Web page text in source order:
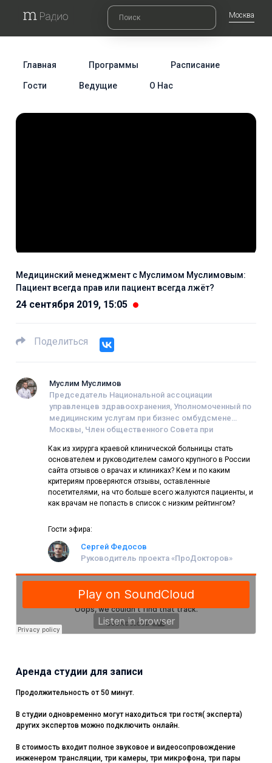
Москва
Главная Программы Расписание
Гости Ведущие О Нас
Медицинский менеджмент с Муслимом Муслимовым:
Пациент всегда прав или пациент всегда лжёт?
24 сентября 2019, 15:05
Поделиться
Муслим Муслимов
Председатель Национальной ассоциации
управленцев здравоохранения, Уполномоченный по
медицинским услугам при бизнес омбудсмене
Москвы, Член общественного Совета при
«Деловой России», Учредитель сети “Клиника №1”
Как из хирурга краевой клинической больницы стать
основателем и руководителем самого крупного в России
сайта отзывов о врачах и клиниках? Кем и по каким
критериям проверяются отзывы, оставленные
посетителями, на что больше всего жалуются пациенты, и
как врачам не попасть в список с низким рейтингом?
Гости эфира:
Сергей Федосов
Руководитель проекта «ПроДокторов»
Аренда студии для записи
Продолжительность от 50 минут.
В студии одновременно могут находиться три гостя( эксперта)
других экспертов можно подключить онлайн.
В стоимость входит полное звуковое и видеосопровождение
инженером трансляции, три камеры, три микрофона, три пары